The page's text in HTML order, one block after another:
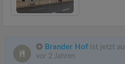
Brander Hof ist jetzt
vor 2 Jahren